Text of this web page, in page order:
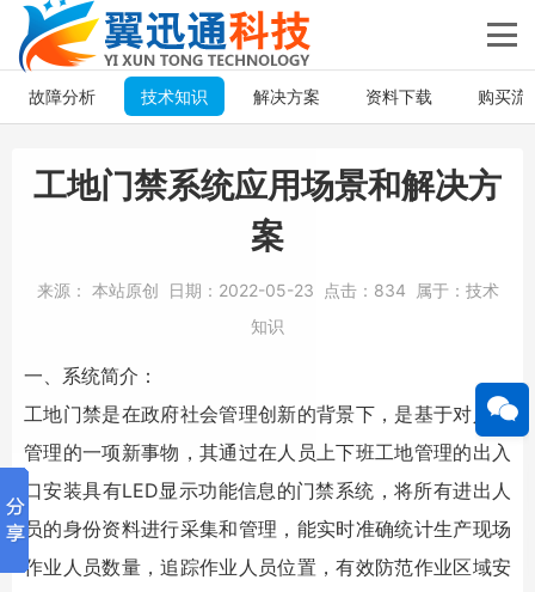
故障分析 技术知识 解决方案 资料下载 购买流
工地门禁系统应用场景和解决方
案
来源： 本站原创 日期： 2022-05-23 点击： 834 属于： 技术
知识
一、系统简介：
工地门禁是在政府社会管理创新的背景下，是基于对人员
管理的一项新事物，其通过在人员上下班工地管理的出入
口安装具有LED显示功能信息的门禁系统，将所有进出人
员的身份资料进行采集和管理，能实时准确统计生产现场
作业人员数量，追踪作业人员位置，有效防范作业区域安